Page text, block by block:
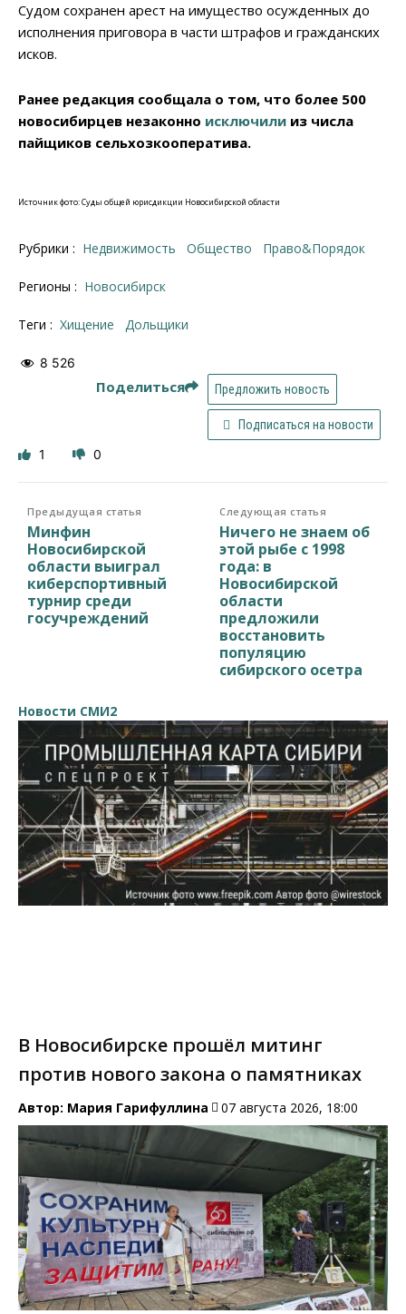
Судом сохранен арест на имущество осужденных до
исполнения приговора в части штрафов и гражданских
исков.
Ранее редакция сообщала о том, что более 500
новосибирцев незаконно исключили из числа
пайщиков сельхозкооператива.
Источник фото: Суды общей юрисдикции Новосибирской области
Рубрики : Недвижимость Общество Право&Порядок
Регионы : Новосибирск
Теги : хищение дольщики
8 526
Поделиться Предложить новость
Подписаться на новости
1 0
Предыдущая статья
Минфин
Новосибирской
области выиграл
киберспортивный
турнир среди
госучреждений
Следующая статья
Ничего не знаем об
этой рыбе с 1998
года: в
Новосибирской
области
предложили
восстановить
популяцию
сибирского осетра
Новости СМИ2
В Новосибирске прошёл митинг
против нового закона о памятниках
Автор: Мария Гарифуллина 07 августа 2026, 18:00